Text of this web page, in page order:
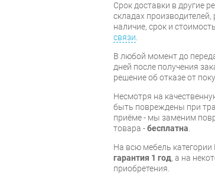
Срок доставки в другие
складах
наличие, срок и
связи.
В любой момент до
дней после получения
решение об отказе от
Несмотря на
быть повреждены при
приёме - мы заменим
товара -бесплатна.
На всю мебель
гарантия 1 год, а на
приобретения.